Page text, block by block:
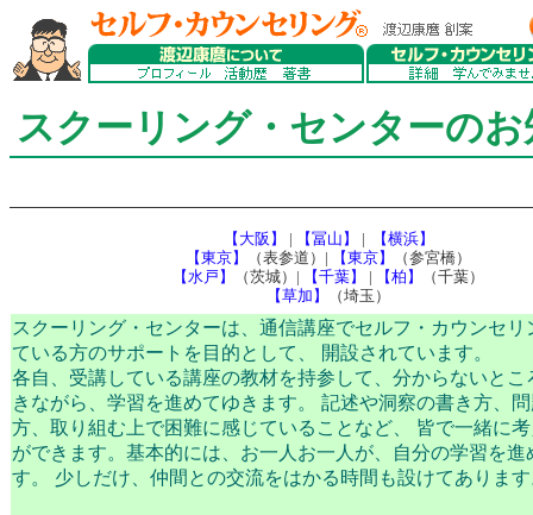
スクーリング・センターの
【大阪】 | 【冨山】 |
【横浜】
【東京】
（表参道）| 【東京】
（参宮橋）
【水戸】
（茨城）| 【千葉】 | 【柏】
（千葉）
【草加】
（埼玉）
スクーリング・センターは、通信講座でセルフ・カウンセリ
ている方のサポートを目的として、 開設されています。
各自、受講している講座の教材を持参して、分からないとこ
きながら、学習を進めてゆきます。 記述や洞察の書き方、
方、取り組む上で困難に感じていることなど、 皆で一緒に
ができます。基本的には、お一人お一人が、自分の学習を進
す。 少しだけ、仲間との交流をはかる時間も設けてありま